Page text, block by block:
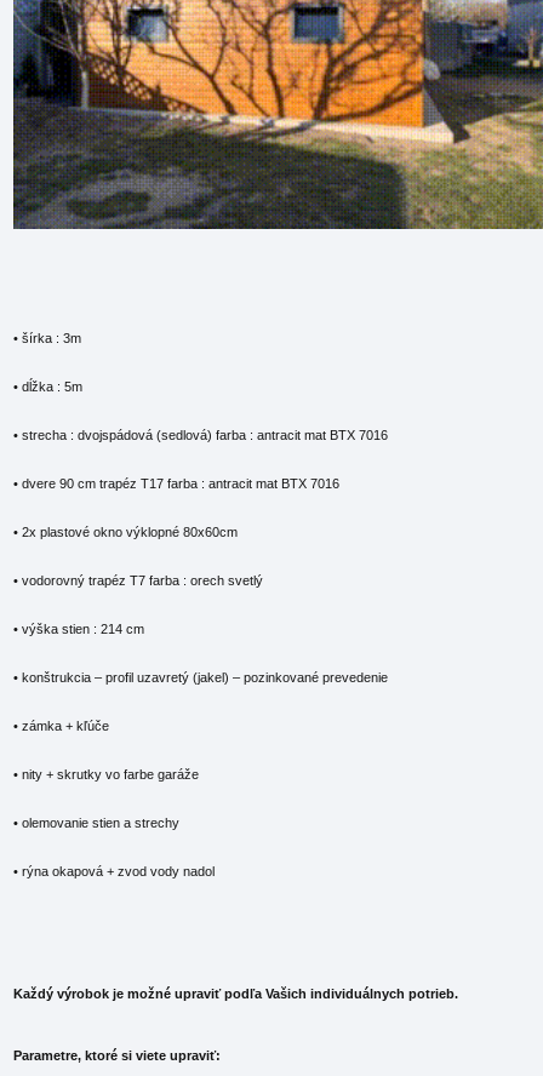
• šírka : 3m
• dĺžka : 5m
• strecha : dvojspádová (sedlová) farba : antracit mat BTX 7016
• dvere 90 cm trapéz T17 farba : antracit mat BTX 7016
• 2x plastové okno výklopné 80x60cm
• vodorovný trapéz T7 farba : orech svetlý
• výška stien : 214 cm
• konštrukcia – profil uzavretý (jakel) – pozinkované prevedenie
• zámka + kľúče
• nity + skrutky vo farbe garáže
• olemovanie stien a strechy
• rýna okapová + zvod vody nadol
Každý výrobok je možné upraviť podľa Vašich individuálnych potrieb.
Parametre, ktoré si viete upraviť: